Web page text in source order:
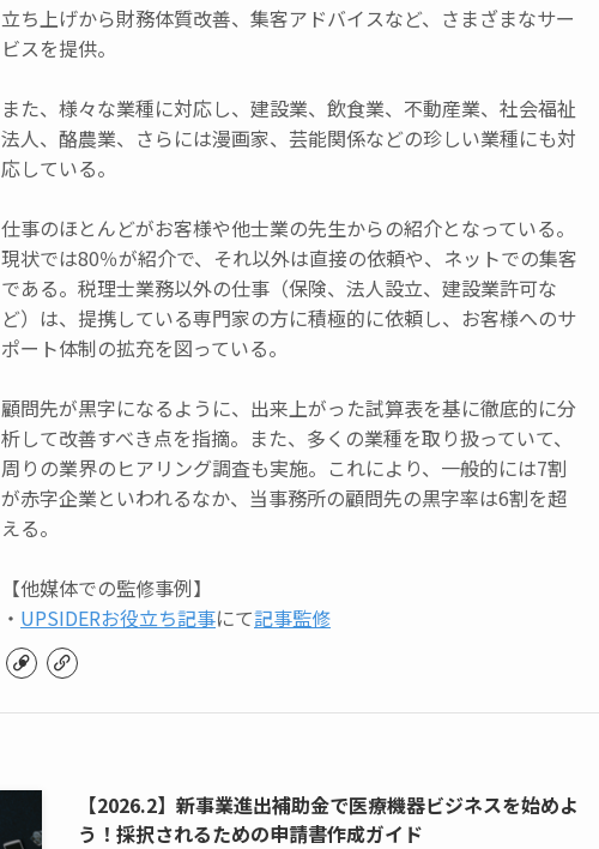
立ち上げから財務体質改善、集客アドバイスなど、さまざまなサー
ビスを提供。
また、様々な業種に対応し、建設業、飲食業、不動産業、社会福祉
法人、酪農業、さらには漫画家、芸能関係などの珍しい業種にも対
応している。
仕事のほとんどがお客様や他士業の先生からの紹介となっている。
現状では80％が紹介で、それ以外は直接の依頼や、ネットでの集客
である。税理士業務以外の仕事（保険、法人設立、建設業許可な
ど）は、提携している専門家の方に積極的に依頼し、お客様へのサ
ポート体制の拡充を図っている。
顧問先が黒字になるように、出来上がった試算表を基に徹底的に分
析して改善すべき点を指摘。また、多くの業種を取り扱っていて、
周りの業界のヒアリング調査も実施。これにより、一般的には7割
が赤字企業といわれるなか、当事務所の顧問先の黒字率は6割を超
える。
【他媒体での監修事例】
・ UPSIDERお役立ち記事にて記事監修
【2026.2】新事業進出補助金で医療機器ビジネスを始めよ
う！採択されるための申請書作成ガイド